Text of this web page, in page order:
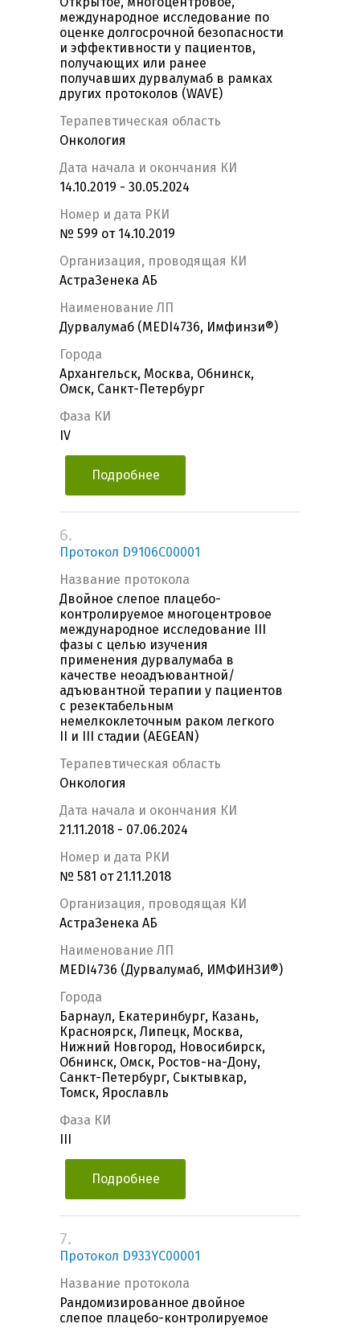
международное исследование по
оценке долгосрочной безопасности
и эффективности у пациентов,
получающих или ранее
получавших дурвалумаб в рамках
других протоколов (WAVE)
Терапевтическая область
Онкология
Дата начала и окончания КИ
14.10.2019 - 30.05.2024
Номер и дата РКИ
№ 599 от 14.10.2019
Организация, проводящая КИ
АстраЗенека АБ
Наименование ЛП
Дурвалумаб (MEDI4736, Имфинзи®)
Города
Архангельск, Москва, Обнинск,
Омск, Санкт-Петербург
Фаза КИ
IV
Подробнее
6.
Протокол D9106C00001
Название протокола
Двойное слепое плацебо-
контролируемое многоцентровое
международное исследование III
фазы с целью изучения
применения дурвалумаба в
качестве неоадъювантной/
адъювантной терапии у пациентов
с резектабельным
немелкоклеточным раком легкого
II и III стадии (AEGEAN)
Терапевтическая область
Онкология
Дата начала и окончания КИ
21.11.2018 - 07.06.2024
Номер и дата РКИ
№ 581 от 21.11.2018
Организация, проводящая КИ
АстраЗенека АБ
Наименование ЛП
MEDI4736 (Дурвалумаб, ИМФИНЗИ®)
Города
Барнаул, Екатеринбург, Казань,
Красноярск, Липецк, Москва,
Нижний Новгород, Новосибирск,
Обнинск, Омск, Ростов-на-Дону,
Санкт-Петербург, Сыктывкар,
Томск, Ярославль
Фаза КИ
Подробнее
7.
Протокол D933YC00001
Название протокола
Рандомизированное двойное
слепое плацебо-контролируемое